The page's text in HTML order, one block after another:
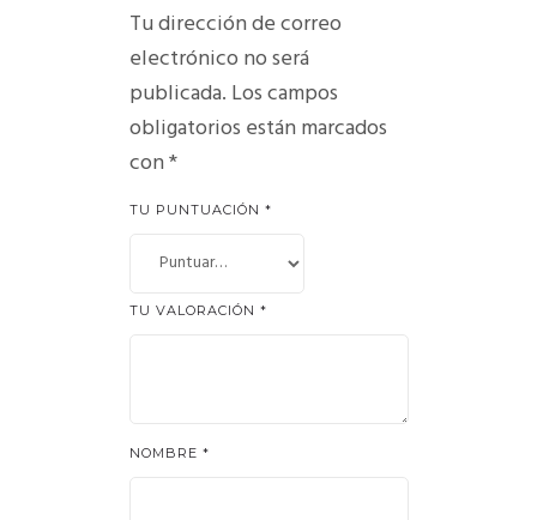
Tu dirección de correo
electrónico no será
publicada. Los campos
obligatorios están marcados
con*
TU PUNTUACIÓN *
TU VALORACIÓN *
NOMBRE *